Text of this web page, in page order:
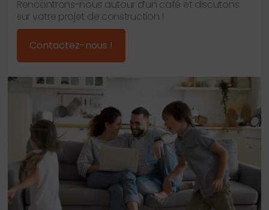
Rencontrons-nous autour d’un café et discutons
sur votre projet de construction !
Contactez-nous !